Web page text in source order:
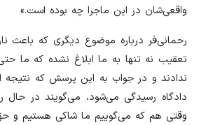
واقعی‌شان در این ماجرا چه بوده است.»
رحمانی‌فر درباره موضوع دیگری که باعث
تعقیب نه تنها به ما ابلاغ نشده که ما
ندادند و در جواب به این پرسش که نتیجه
دادگاه رسیدگی می‌شود، می‌گویند در
وقتی هم که می‌گوییم ما شاکی هستیم و حق